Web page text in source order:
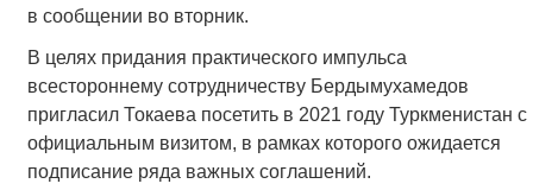
в сообщении во вторник.
В целях придания практического импульса
всестороннему сотрудничеству Бердымухамедов
пригласил Токаева посетить в 2021 году Туркменистан с
официальным визитом, в рамках которого ожидается
подписание ряда важных соглашений.